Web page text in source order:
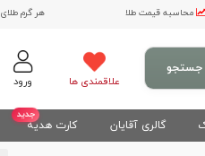
محاسبه قیمت طلا هر گرم طلای 18 عیار:
ورود علاقمندی ها
جستجو
گالری آقایان
جدید
کارت هدیه